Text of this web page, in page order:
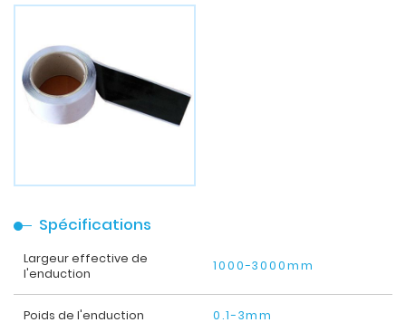
Spécifications
Largeur effective de
l'enduction
1000-3000mm
Poids de l'enduction 0.1-3mm